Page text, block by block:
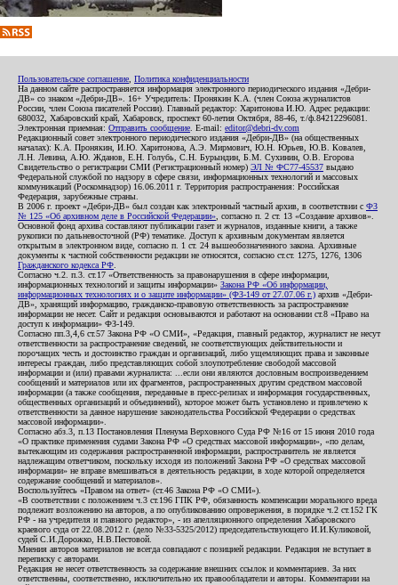
Пользовательское соглашение Политика конфиденциальности
На данном сайте распространяется информация электронного периодического издания «Дебри-
ДВ» со знаком «Дебри-ДВ». 16+ Учредитель: Пронякин К.А. (член Союза журналистов
России, член Союза писателей России). Главный редактор: Харитонова И.Ю. Адрес редакции:
680032, Хабаровский край, Хабаровск, проспект 60-летия Октября, 88-46, т./ф.84212296081.
Электронная приемная: Отправить сообщение . E-mail: editor@debri-dv.com
Редакционный совет электронного периодического издания «Дебри-ДВ» (на общественных
началах): К.А. Пронякин, И.Ю. Харитонова, А.Э. Мирмович, Ю.Н. Юрьев, Ю.В. Ковалев,
Л.Н. Левина, А.Ю. Жданов, Е.Н. Голубь, С.Н. Бурындин, Б.М. Сухинин, О.В. Егорова
Свидетельство о регистрации СМИ (Регистрационный номер) ЭЛ № ФС77-45537 выдано
Федеральной службой по надзору в сфере связи, информационных технологий и массовых
коммуникаций (Роскомнадзор) 16.06.2011 г. Территория распространения: Российская
Федерация, зарубежные страны.
В 2006 г. проект «Дебри-ДВ» был создан как электронный частный архив, в соответствии с ФЗ
№ 125 «Об архивном деле в Российской Федерации» , согласно п. 2 ст. 13 «Создание архивов».
Основной фонд архива составляют публикации газет и журналов, изданные книги, а также
рукописи по дальневосточной (РФ) тематике. Доступ к архивным документам является
открытым в электронном виде, согласно п. 1 ст. 24 вышеобозначенного закона. Архивные
документы к частной собственности редакции не относятся, согласно ст.ст. 1275, 1276, 1306
Гражданского кодекса РФ
Согласно ч.2. п.3. ст.17 «Ответственность за правонарушения в сфере информации,
информационных технологий и защиты информации» Закона РФ «Об информации,
информационных технологиях и о защите информации» (ФЗ-149 от 27.07.06 г.) архив «Дебри-
ДВ», хранящий информацию, гражданско-правовую ответственность за распространение
информации не несет. Сайт и редакция основываются и работают на основании ст.8 «Право на
доступ к информации» ФЗ-149.
Согласно пп.3,4,6 ст.57 Закона РФ «О СМИ», «Редакция, главный редактор, журналист не несут
ответственности за распространение сведений, не соответствующих действительности и
порочащих честь и достоинство граждан и организаций, либо ущемляющих права и законные
интересы граждан, либо представляющих собой злоупотребление свободой массовой
информации и (или) правами журналиста: ...если они являются дословным воспроизведением
сообщений и материалов или их фрагментов, распространенных другим средством массовой
информации (а также сообщения, переданные в пресс-релизах и информация государственных,
общественных организаций и объединений), которое может быть установлено и привлечено к
ответственности за данное нарушение законодательства Российской Федерации о средствах
массовой информации».
Согласно абз.3, п.13 Постановления Пленума Верховного Суда РФ №16 от 15 июня 2010 года
«О практике применения судами Закона РФ «О средствах массовой информации», «по делам,
вытекающим из содержания распространенной информации, распространитель не является
надлежащим ответчиком, поскольку исходя из положений Закона РФ «О средствах массовой
информации» не вправе вмешиваться в деятельность редакции, в ходе которой определяется
содержание сообщений и материалов».
Воспользуйтесь «Правом на ответ» (ст.46 Закона РФ «О СМИ»).
«В соответствии с положением ч.3 ст.196 ГПК РФ, обязанность компенсации морального вреда
подлежит возложению на авторов, а по опубликованию опровержения, в порядке ч.2 ст.152 ГК
РФ - на учредителя и главного редактор», - из апелляционного определения Хабаровского
краевого суда от 22.08.2012 г. (дело №33-5325/2012) председательствующего И.И.Куликовой,
судей С.И.Дорожко, Н.В.Пестовой.
Мнения авторов материалов не всегда совпадают с позицией редакции. Редакция не вступает в
переписку с авторами.
Редакция не несет ответственность за содержание внешних ссылок и комментариев. За них
ответственны, соответственно, исключительно их правообладатели и авторы. Комментарии на